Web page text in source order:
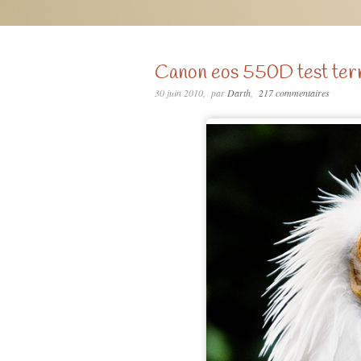
Canon eos 550D test
30 juin 2010 par Darth 217 commentaires